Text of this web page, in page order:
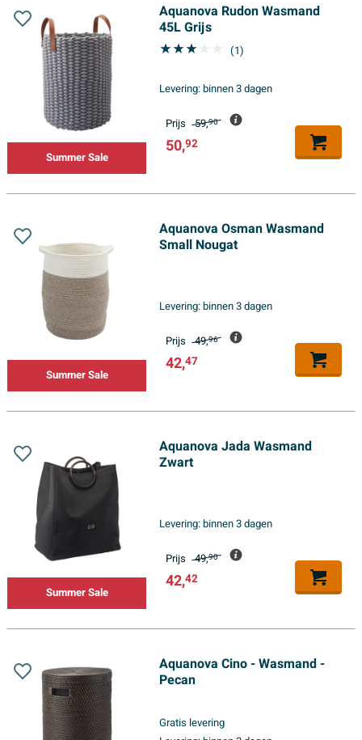
Summer Sale
Aquanova Rudon Wasmand
45L Grijs
(1)
Levering:binnen 3 dagen
Prijs 59,90
50,92
Summer Sale
Aquanova Osman Wasmand
Small Nougat
Levering:binnen 3 dagen
Prijs 49,96
42,47
Summer Sale
Aquanova Jada Wasmand
Zwart
Levering:binnen 3 dagen
Prijs 49,90
42,42
Aquanova Cino - Wasmand -
Pecan
Gratis levering